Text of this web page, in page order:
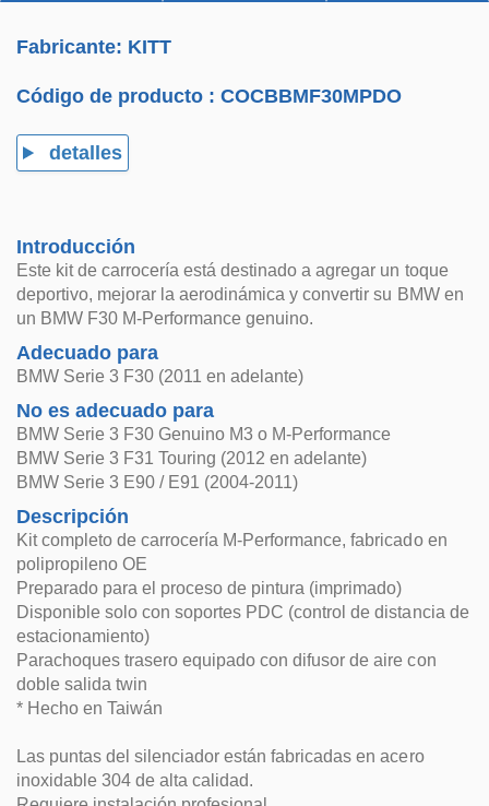
Fabricante: KITT
Código de producto :COCBBMF30MPDO
detalles
Introducción
Este kit de carrocería está destinado a agregar un toque
deportivo, mejorar la aerodinámica y convertir su BMW en
un BMW F30 M-Performance genuino.
Adecuado para
BMW Serie 3 F30 (2011 en adelante)
No es adecuado para
BMW Serie 3 F30 Genuino M3 o M-Performance
BMW Serie 3 F31 Touring (2012 en adelante)
BMW Serie 3 E90 / E91 (2004-2011)
Descripción
Kit completo de carrocería M-Performance, fabricado en
polipropileno OE
Preparado para el proceso de pintura (imprimado)
Disponible solo con soportes PDC (control de distancia de
estacionamiento)
Parachoques trasero equipado con difusor de aire con
doble salida twin
* Hecho en Taiwán
Las puntas del silenciador están fabricadas en acero
inoxidable 304 de alta calidad.